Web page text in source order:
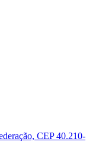
CEP 40.210-